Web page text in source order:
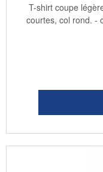
T-shirt coupe
courtes, col rond. -